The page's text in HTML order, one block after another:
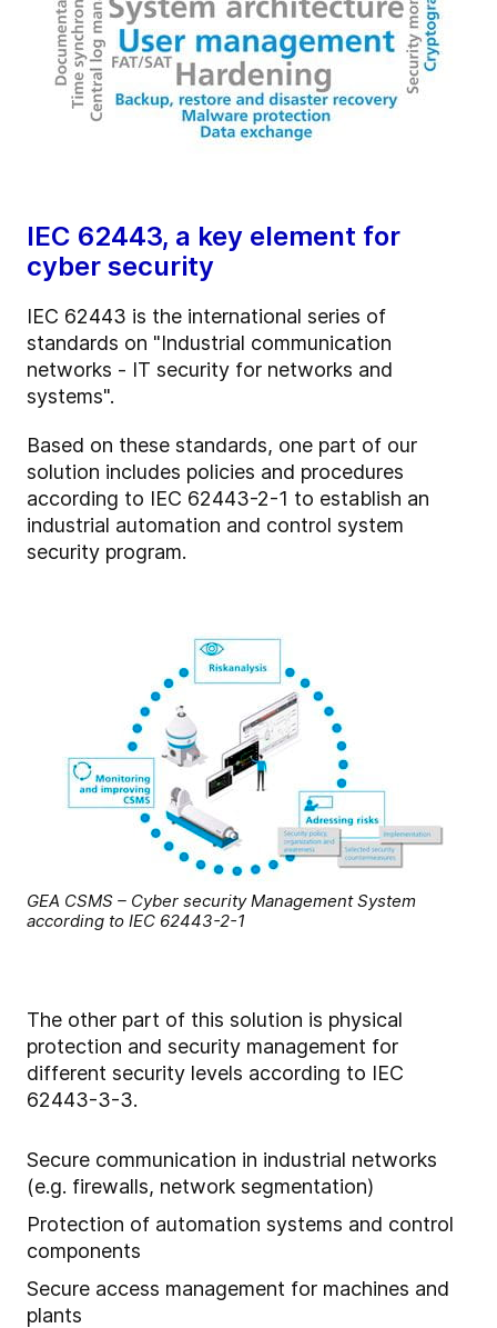
IEC 62443, a key element for
cyber security
IEC 62443 is the international series of
standards on "Industrial communication
networks - IT security for networks and
systems".
Based on these standards, one part of our
solution includes policies and procedures
according to IEC 62443-2-1 to establish an
industrial automation and control system
security program.
GEA CSMS – Cyber security Management System
according to IEC 62443-2-1
The other part of this solution is physical
protection and security management for
different security levels according to IEC
62443-3-3.
Secure communication in industrial networks
(e.g. firewalls, network segmentation)
Protection of automation systems and control
components
Secure access management for machines and
plants